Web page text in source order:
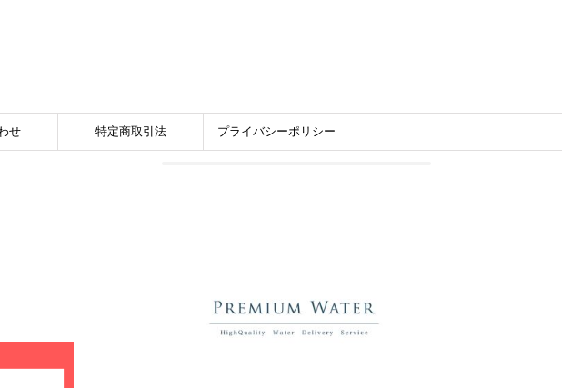
せ 特定商取引法 プライバシーポリシー